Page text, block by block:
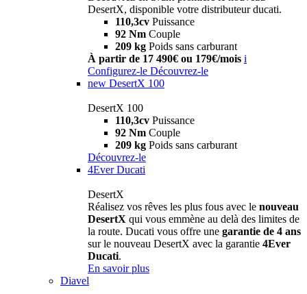
DesertX, disponible votre distributeur ducati.
110,3cv Puissance
92 Nm Couple
209 kg Poids sans carburant
À partir de 17 490€ ou 179€/mois i
Configurez-le Découvrez-le
new DesertX 100
DesertX 100
110,3cv Puissance
92 Nm Couple
209 kg Poids sans carburant
Découvrez-le
4Ever Ducati
DesertX
Réalisez vos rêves les plus fous avec le nouveau
DesertX qui vous emmène au delà des limites de
la route. Ducati vous offre une garantie de 4 ans
sur le nouveau DesertX avec la garantie 4Ever
Ducati.
En savoir plus
Diavel